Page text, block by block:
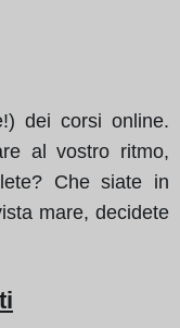
dei corsi online.
al vostro ritmo,
Che siate in
mare, decidete